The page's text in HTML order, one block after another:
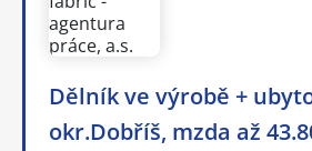
Dělník ve výrobě +
okr.Dobříš, mzda až